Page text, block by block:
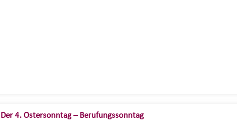
Der 4. Ostersonntag – Berufungssonntag